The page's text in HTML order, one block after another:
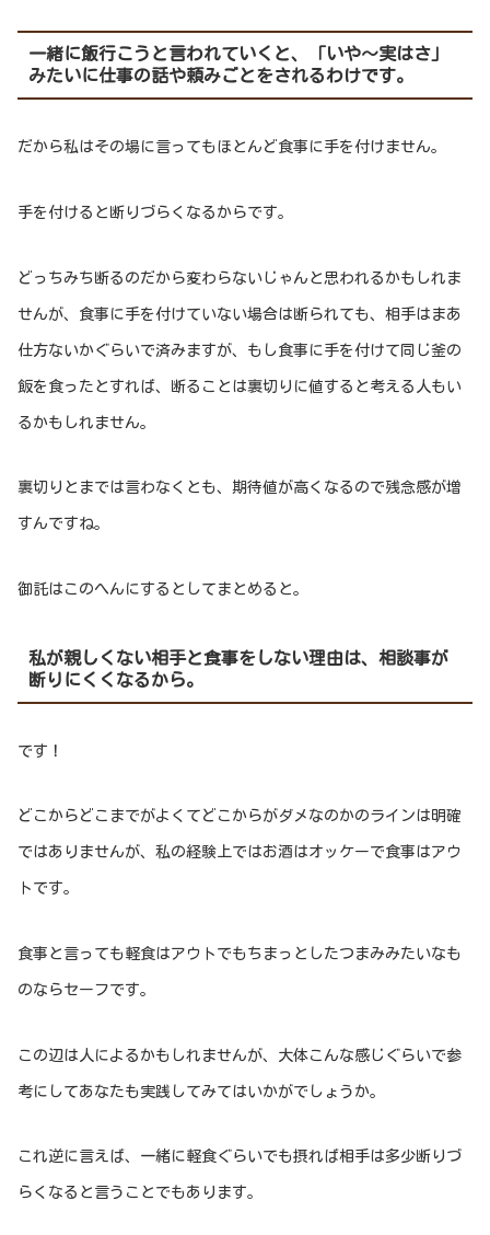
一緒に飯行こうと言われていくと、「いや～実はさ」
みたいに仕事の話や頼みごとをされるわけです。
だから私はその場に言ってもほとんど食事に手を付けません。
手を付けると断りづらくなるからです。
どっちみち断るのだから変わらないじゃんと思われるかもしれま
せんが、食事に手を付けていない場合は断られても、相手はまあ
仕方ないかぐらいで済みますが、もし食事に手を付けて同じ釜の
飯を食ったとすれば、断ることは裏切りに値すると考える人もい
るかもしれません。
裏切りとまでは言わなくとも、期待値が高くなるので残念感が増
すんですね。
御託はこのへんにするとしてまとめると。
私が親しくない相手と食事をしない理由は、相談事が
断りにくくなるから。
です！
どこからどこまでがよくてどこからがダメなのかのラインは明確
ではありませんが、私の経験上ではお酒はオッケーで食事はアウ
トです。
食事と言っても軽食はアウトでもちまっとしたつまみみたいなも
のならセーフです。
この辺は人によるかもしれませんが、大体こんな感じぐらいで参
考にしてあなたも実践してみてはいかがでしょうか。
これ逆に言えば、一緒に軽食ぐらいでも摂れば相手は多少断りづ
らくなると言うことでもあります。